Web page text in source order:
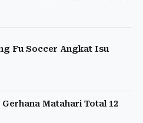
Fu Soccer Angkat Isu
Matahari Total 12